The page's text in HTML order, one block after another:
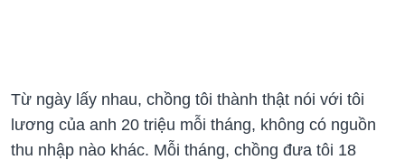
Từ ngày lấy nhau, chồng tôi thành thật nói với tôi
lương của anh 20 triệu mỗi tháng, không có nguồn
thu nhập nào khác. Mỗi tháng, chồng đưa tôi 18